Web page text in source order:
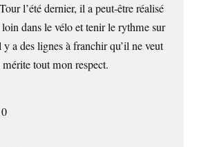
l’été dernier, il a peut-être réalisé
dans le vélo et tenir le rythme sur
a des lignes à franchir qu’il ne veut
tout mon respect.
0